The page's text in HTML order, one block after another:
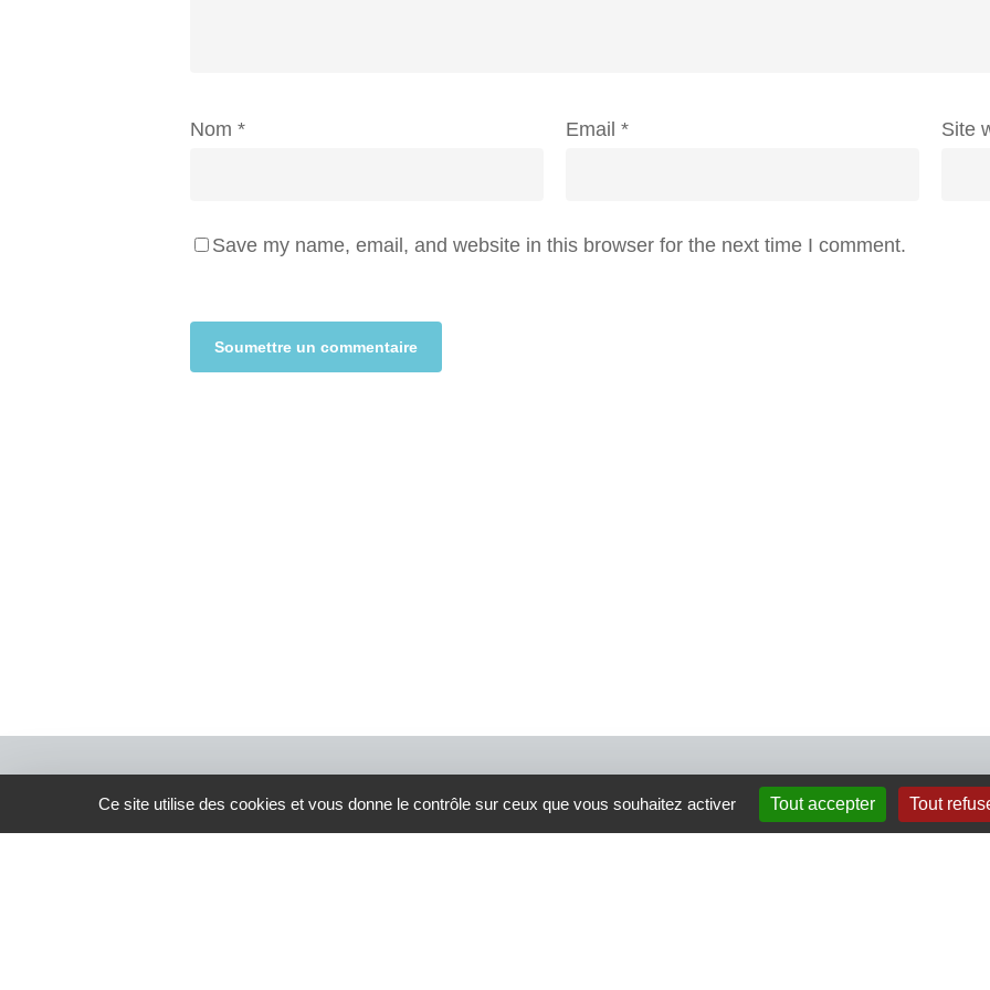
Nom * Email * Site
Save my name, email, and website in this browser for the next time I comment.
4 rue Crec’h-Ugen
22810 Belle Isle en Terre
Ce site utilise des cookies et vous donne le contrôle sur ceux que vous souhaitez activer Tout accepter Tout